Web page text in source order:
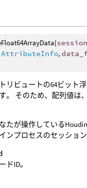
session
,
リビュートの64ビット
。 そのため、配列値は
たが操作している
ンプロセスのセッショ
ドID。